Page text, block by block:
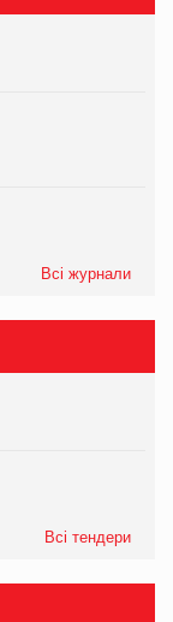
Всі журнали
Всі тендери